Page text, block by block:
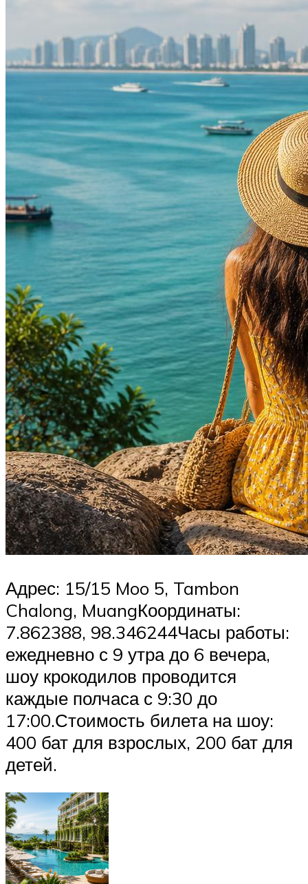
Адрес: 15/15 Moo 5, Tambon
Chalong, MuangКоординаты:
7.862388, 98.346244Часы работы:
ежедневно с 9 утра до 6 вечера,
шоу крокодилов проводится
каждые полчаса с 9:30 до
17:00.Стоимость билета на шоу:
400 бат для взрослых, 200 бат для
детей.